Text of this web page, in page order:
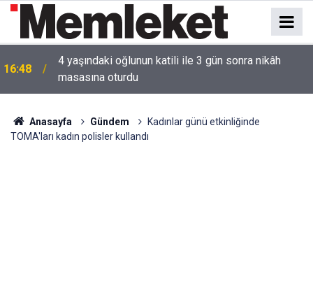
16:44 Mahallede korku dolu anlar: Gaz hattı delindi
Anasayfa Gündem
Kadınlar günü etkinliğinde
TOMA'ları kadın polisler kullandı